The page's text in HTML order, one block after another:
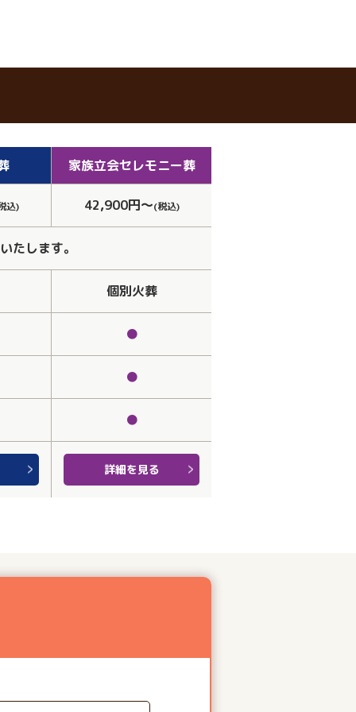
家族立会セレモニー葬
込) 42,900円～(税込)
たします。
個別火葬
●
●
●
詳細を見る